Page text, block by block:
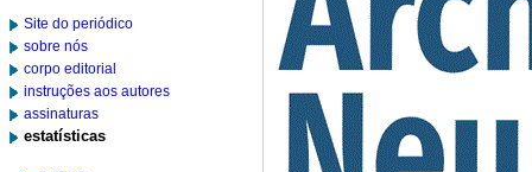
Site do periódico
sobre nós
corpo editorial
instruções aos autores
assinaturas
estatísticas